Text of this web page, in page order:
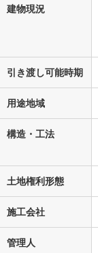
建物現況
引き渡し可能時期
用途地域
構造・工法
土地権利形態
施工会社
管理人